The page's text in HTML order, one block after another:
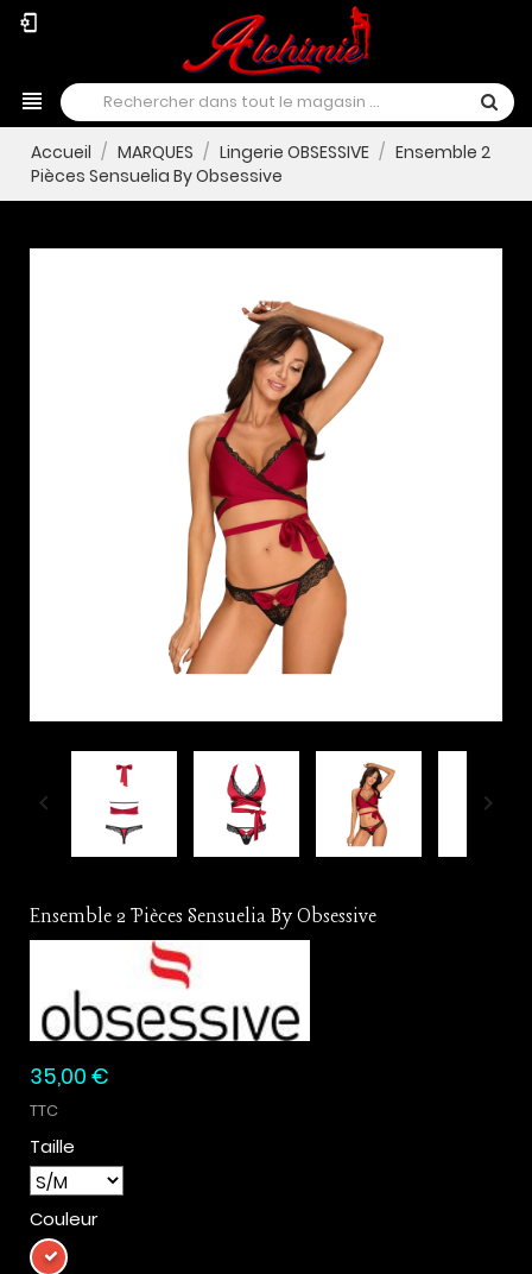
phonelink_setup
view_headline
Accueil MARQUES Lingerie OBSESSIVE
Ensemble 2
Pièces Sensuelia By Obsessive
 
Ensemble 2 Pièces Sensuelia By Obsessive
35,00 €
TTC
Taille
Couleur
Rouge